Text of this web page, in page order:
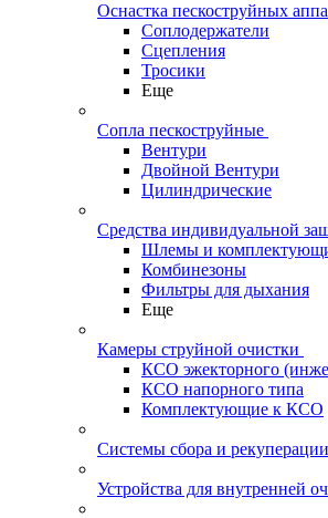
Оснастка пескоструйных
Соплодержатели
Сцепления
Тросики
Еще
Сопла пескоструйные
Вентури
Двойной Вентури
Цилиндрические
Средства индивидуальной
Шлемы и
Комбинезоны
Фильтры для дыхания
Еще
Камеры струйной очистки
КСО эжекторного
КСО напорного типа
Комплектующие к КСО
Системы сбора и рекуперации
Устройства для внутренней